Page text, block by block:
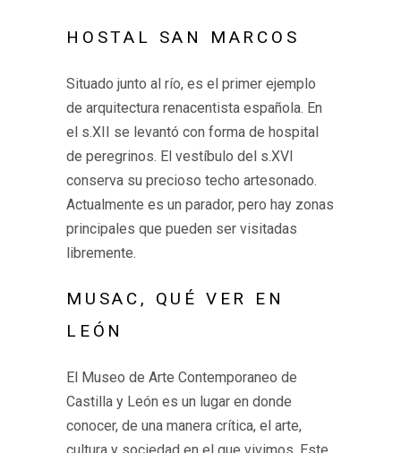
HOSTAL SAN MARCOS
Situado junto al río, es el primer ejemplo
de arquitectura renacentista española. En
el s.XII se levantó con forma de hospital
de peregrinos. El vestíbulo del s.XVI
conserva su precioso techo artesonado.
Actualmente es un parador, pero hay zonas
principales que pueden ser visitadas
libremente.
MUSAC, QUÉ VER EN
LEÓN
El Museo de Arte Contemporaneo de
Castilla y León es un lugar en donde
conocer, de una manera crítica, el arte,